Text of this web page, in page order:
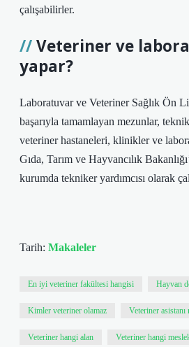
çalışabilirler.
Veteriner ve
yapar?
Laboratuvar ve Veteriner Sağlık Ön
başarıyla tamamlayan mezunlar,
veteriner hastaneleri, klinikler ve
Gıda, Tarım ve Hayvancılık
kurumda tekniker yardımcısı olarak
Tarih: Makaleler
En iyi veteriner fakültesi hangisi Hayvan
Kimler veteriner olamaz Veteriner asistanı
Veteriner hangi alan Veteriner hangi